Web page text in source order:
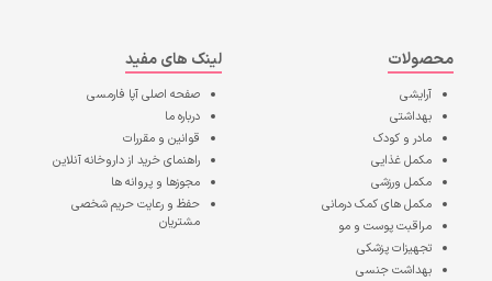
محصولات
آرایشی
بهداشتی
مادر و کودک
مکمل غذایی
مکمل ورزشی
مکمل های کمک درمانی
مراقبت پوست و مو
تجهیزات پزشکی
بهداشت جنسی
لینک های مفید
صفحه اصلیآپا فارمسی
درباره ما
قوانین و مقررات
راهنمای خرید از داروخانه آنلاین
مجوزها و پروانه ها
حفظ و رعایت حریم شخصی
مشتریان